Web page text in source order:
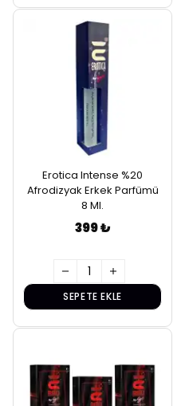
Erotica Intense %20
Afrodizyak Erkek Parfümü
8 Ml.
399 ₺
SEPETE EKLE